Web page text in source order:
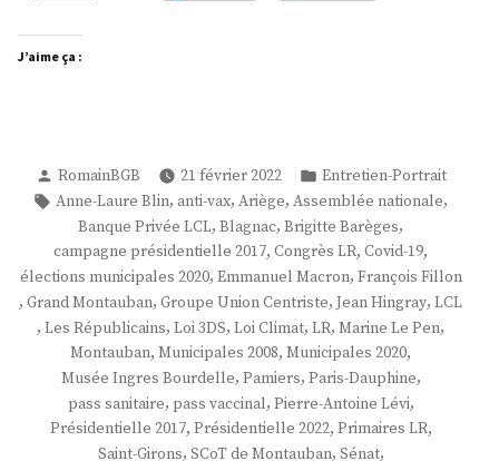
J’aime ça :
Publié
par
RomainBGB 21 février 2022
Publié
dans
Entretien-Portrait
Étiquettes :
Anne-Laure Blin, anti-vax, Ariège, Assemblée nationale,
Banque Privée LCL, Blagnac, Brigitte Barèges,
campagne présidentielle 2017, Congrès LR, Covid-19,
élections municipales 2020, Emmanuel Macron, François Fillon
, Grand Montauban, Groupe Union Centriste, Jean Hingray, LCL
, Les Républicains, Loi 3DS, Loi Climat, LR, Marine Le Pen,
Montauban, Municipales 2008, Municipales 2020,
Musée Ingres Bourdelle, Pamiers, Paris-Dauphine,
pass sanitaire, pass vaccinal, Pierre-Antoine Lévi,
Présidentielle 2017, Présidentielle 2022, Primaires LR,
Saint-Girons, SCoT de Montauban, Sénat,